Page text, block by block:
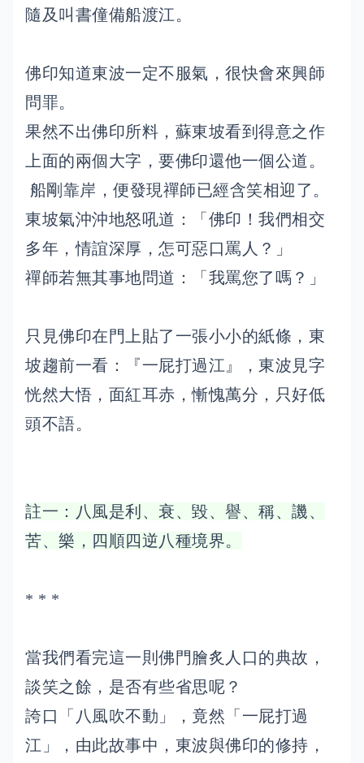
隨及叫書僮備船渡江。
佛印知道東波一定不服氣，很快會來興師
問罪。
果然不出佛印所料，蘇東坡看到得意之作
上面的兩個大字，要佛印還他一個公道。
船剛靠岸，便發現禪師已經含笑相迎了。
東坡氣沖沖地怒吼道：「佛印！我們相交
多年，情誼深厚，怎可惡口罵人？」
禪師若無其事地問道：「我罵您了嗎？」
只見佛印在門上貼了一張小小的紙條，東
坡趨前一看：『一屁打過江』，東波見字
恍然大悟，面紅耳赤，慚愧萬分，只好低
頭不語。
註一：八風是利、衰、毀、譽、稱、譏、
苦、樂，四順四逆八種境界。
* * *
當我們看完這一則佛門膾炙人口的典故，
談笑之餘，是否有些省思呢？
誇口「八風吹不動」，竟然「一屁打過
江」，由此故事中，東波與佛印的修持，